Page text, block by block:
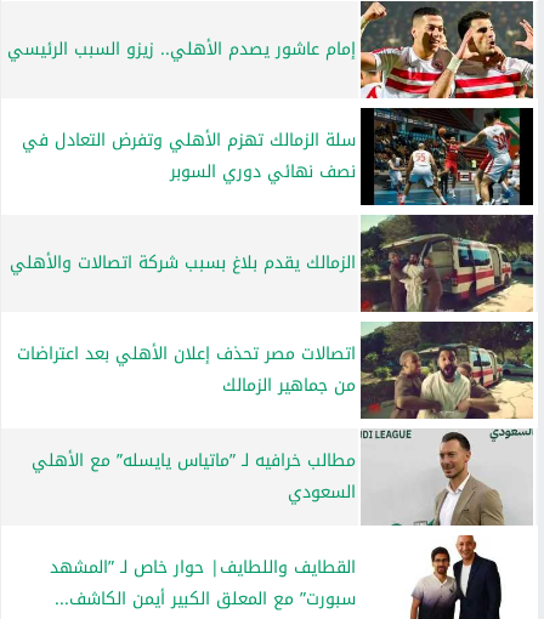
إمام عاشور يصدم الأهلي.. زيزو السبب الرئيسي
سلة الزمالك تهزم الأهلي وتفرض التعادل في
نصف نهائي دوري السوبر
الزمالك يقدم بلاغ بسبب شركة اتصالات والأهلي
اتصالات مصر تحذف إعلان الأهلي بعد اعتراضات
من جماهير الزمالك
مطالب خرافيه لـ ”ماتياس يايسله” مع الأهلي
السعودي
القطايف واللطايف| حوار خاص لـ ”المشهد
سبورت” مع المعلق الكبير أيمن الكاشف...